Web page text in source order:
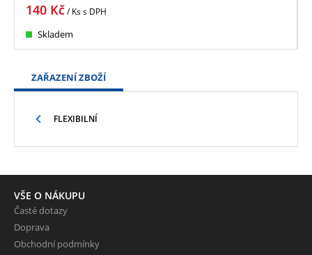
140 Kč/ Kss DPH
Skladem
ZAŘAZENÍ ZBOŽÍ
FLEXIBILNÍ
VŠE O NÁKUPU
Časté dotazy
Doprava
Obchodní podmínky